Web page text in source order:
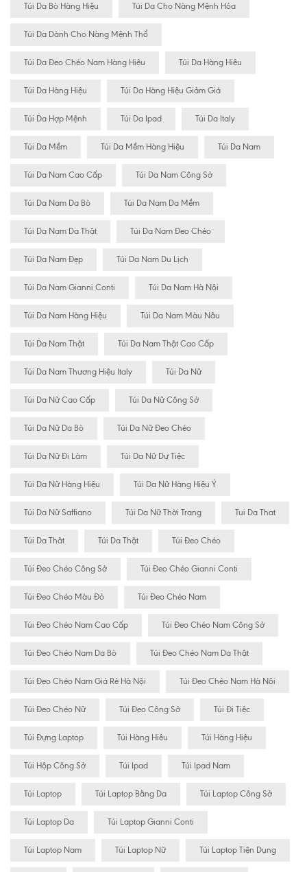
Túi Da Bò Hàng Hiệu Túi Da Cho Nàng Mệnh Hỏa
Túi Da Dành Cho Nàng Mệnh Thổ
Túi Da Đeo Chéo Nam Hàng Hiệu Túi Da Hàng Hiêu
Túi Da Hàng Hiệu Túi Da Hàng Hiệu Giảm Giá
Túi Da Hợp Mệnh Túi Da Ipad Túi Da Italy
Túi Da Mềm Túi Da Mềm Hàng Hiệu Túi Da Nam
Túi Da Nam Cao Cấp Túi Da Nam Công Sở
Túi Da Nam Da Bò Túi Da Nam Da Mềm
Túi Da Nam Da Thật Túi Da Nam Đeo Chéo
Túi Da Nam Đẹp Túi Da Nam Du Lịch
Túi Da Nam Gianni Conti Túi Da Nam Hà Nội
Túi Da Nam Hàng Hiệu Túi Da Nam Màu Nâu
Túi Da Nam Thật Túi Da Nam Thật Cao Cấp
Túi Da Nam Thương Hiệu Italy Túi Da Nữ
Túi Da Nữ Cao Cấp Túi Da Nữ Công Sở
Túi Da Nữ Da Bò Túi Da Nữ Đeo Chéo
Túi Da Nữ Đi Làm Túi Da Nữ Dự Tiệc
Túi Da Nữ Hàng Hiệu Túi Da Nữ Hàng Hiệu Ý
Túi Da Nữ Saffiano Túi Da Nữ Thời Trang Tui Da That
Túi Da Thât Túi Da Thật Túi Đeo Chéo
Túi Đeo Chéo Công Sở Túi Đeo Chéo Gianni Conti
Túi Đeo Chéo Màu Đỏ Túi Đeo Chéo Nam
Túi Đeo Chéo Nam Cao Cấp Túi Đeo Chéo Nam Công Sở
Túi Đeo Chéo Nam Da Bò Túi Đeo Chéo Nam Da Thật
Túi Đeo Chéo Nam Giá Rẻ Hà Nội Túi Đeo Chéo Nam Hà Nội
Túi Đeo Chéo Nữ Túi Đeo Công Sở Túi Đi Tiệc
Túi Đựng Laptop Túi Hàng Hiêu Túi Hàng Hiệu
Túi Hộp Công Sở Túi Ipad Túi Ipad Nam
Túi Laptop Túi Laptop Bằng Da Túi Laptop Công Sở
Túi Laptop Da Túi Laptop Gianni Conti
Túi Laptop Nam Túi Laptop Nữ Túi Laptop Tiện Dụng